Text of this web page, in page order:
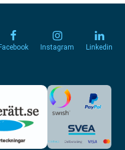
Facebook Instagram Linkedin